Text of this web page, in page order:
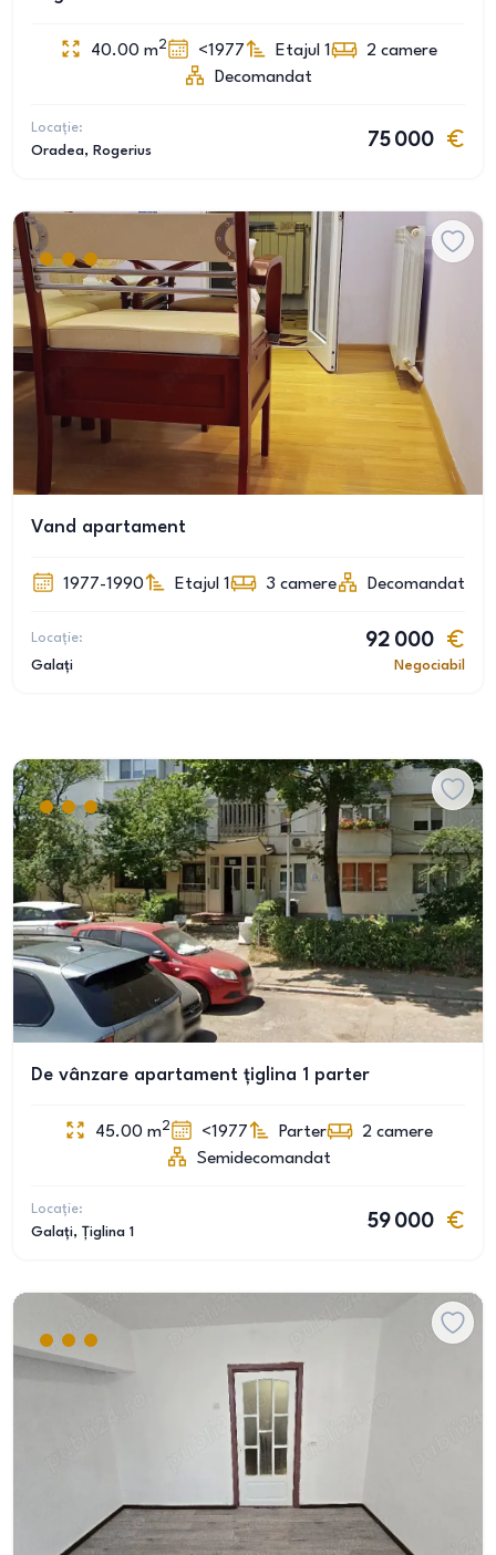
40.00 m2 <1977 Etajul 1 2 camere
Decomandat
Locație:
Oradea, Rogerius
75 000
Vand apartament
1977-1990 Etajul 1 3 camere Decomandat
Locație:
Galați
92 000
Negociabil
De vânzare apartament țiglina 1 parter
45.00 m2 <1977 Parter 2 camere
Semidecomandat
Locație:
Galați, Țiglina 1
59 000